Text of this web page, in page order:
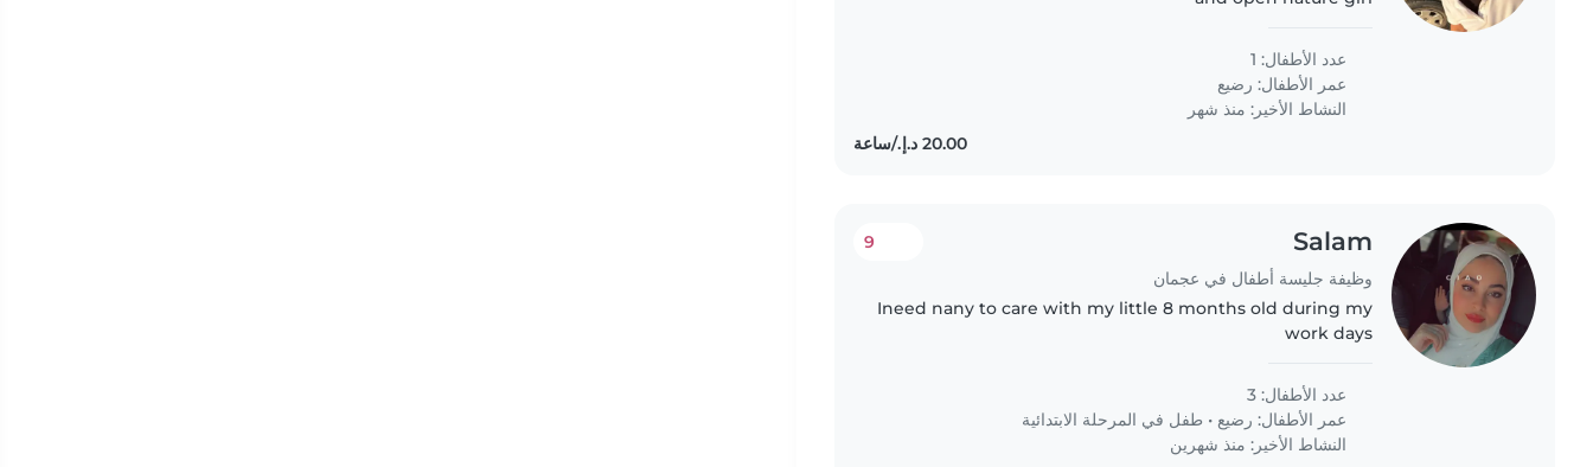
عدد الأطفال: 1
عمر الأطفال: رضيع
النشاط الأخير: منذ شهر
Salam
وظيفة جليسة أطفال في عجمان
9
Ineed nany to care with my little 8 months old during my
work days
عدد الأطفال: 3
عمر الأطفال: رضيع • طفل في المرحلة الابتدائية
النشاط الأخير: منذ شهرين